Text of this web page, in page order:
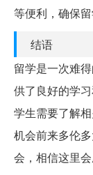
等便利，确保
结语
留学是一次难
供了良好的学
学生需要了解
机会前来多伦
会，相信这里